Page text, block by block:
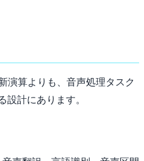
演算よりも、音声処理タスク
設計にあります。